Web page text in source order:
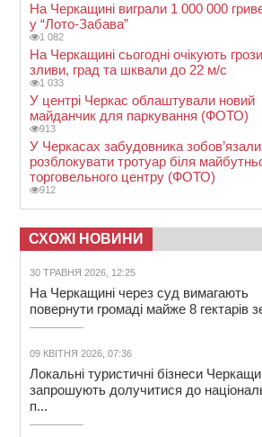
На Черкащині виграли 1 000 000
у “Лото-Забава”
1 082
На Черкащині сьогодні очікують
зливи, град та шквали до 22 м/с
1 033
У центрі Черкас облаштували новий
майданчик для паркування (ФОТО)
913
У Черкасах забудовника зобов’язали
розблокувати тротуар біля
торговельного центру (ФОТО)
912
СХОЖІ НОВИНИ
30 ТРАВНЯ 2026, 12:25
На Черкащині через суд вимагають
повернути громаді майже 8 гектарів
09 КВІТНЯ 2026, 07:36
Локальні туристичні бізнеси
запрошують долучитися до
п...